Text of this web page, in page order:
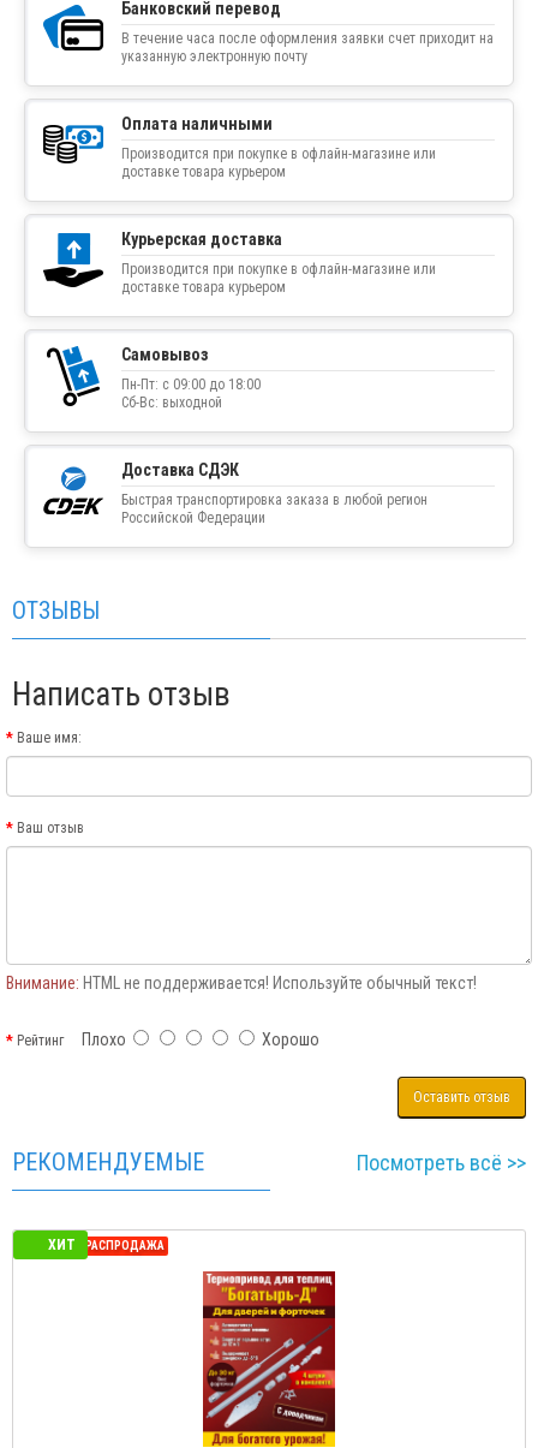
Банковский перевод
В течение часа после оформления заявки счет приходит на
указанную электронную почту
Оплата наличными
Производится при покупке в офлайн-магазине или
доставке товара курьером
Курьерская доставка
Производится при покупке в офлайн-магазине или
доставке товара курьером
Самовывоз
Пн-Пт: с 09:00 до 18:00
Сб-Вс: выходной
Доставка СДЭК
Быстрая транспортировка заказа в любой регион
Российской Федерации
ОТЗЫВЫ
Написать отзыв
Ваше имя:
Ваш отзыв
Внимание: HTML не поддерживается! Используйте обычный текст!
РейтингПлохо Хорошо
Оставить отзыв
РЕКОМЕНДУЕМЫЕ Посмотреть всё >>
ХИТ
СЕЗОННАЯ РАСПРОДАЖА